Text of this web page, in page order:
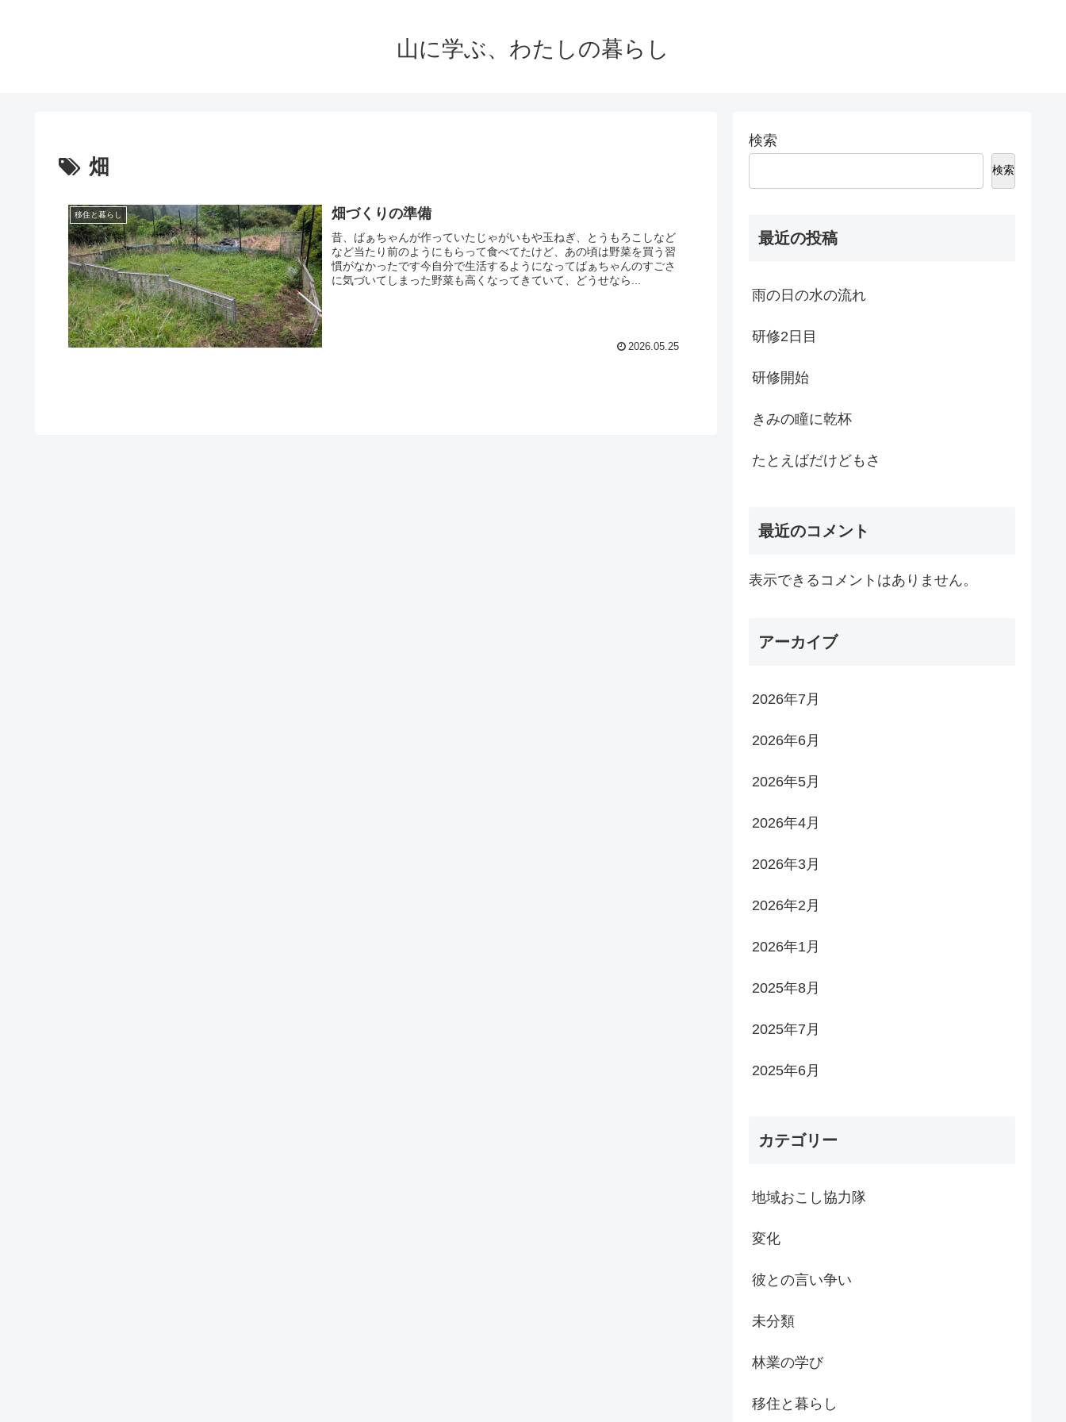
山に学ぶ、わたしの暮らし
畑
移住と暮らし 畑づくりの準備
昔、ばぁちゃんが作っていたじゃがいもや玉ねぎ、とうもろこしなど
など当たり前のようにもらって食べてたけど、あの頃は野菜を買う習
慣がなかったです今自分で生活するようになってばぁちゃんのすごさ
に気づいてしまった野菜も高くなってきていて、どうせなら...
2026.05.25
検索
検索
最近の投稿
雨の日の水の流れ
研修2日目
研修開始
きみの瞳に乾杯
たとえばだけどもさ
最近のコメント
表示できるコメントはありません。
アーカイブ
2026年7月
2026年6月
2026年5月
2026年4月
2026年3月
2026年2月
2026年1月
2025年8月
2025年7月
2025年6月
カテゴリー
地域おこし協力隊
変化
彼との言い争い
未分類
林業の学び
移住と暮らし